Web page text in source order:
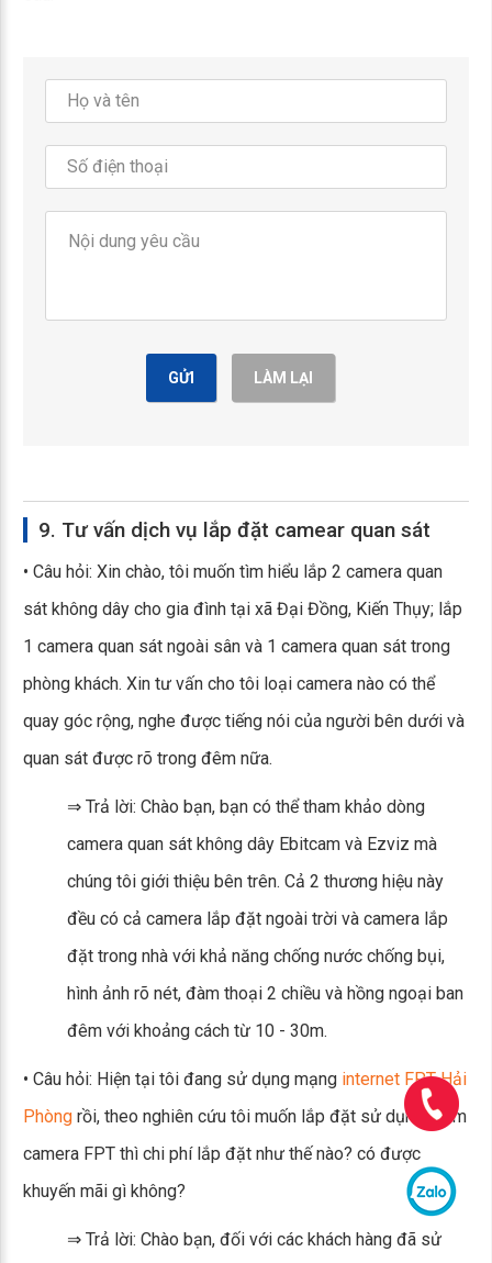
GỬI LÀM LẠI
9. Tư vấn dịch vụ lắp đặt camear quan sát
• Câu hỏi: Xin chào, tôi muốn tìm hiểu lắp 2 camera quan
sát không dây cho gia đình tại xã Đại Đồng, Kiến Thụy; lắp
1 camera quan sát ngoài sân và 1 camera quan sát trong
phòng khách. Xin tư vấn cho tôi loại camera nào có thể
quay góc rộng, nghe được tiếng nói của người bên dưới và
quan sát được rõ trong đêm nữa.
⇒ Trả lời: Chào bạn, bạn có thể tham khảo dòng
camera quan sát không dây Ebitcam và Ezviz mà
chúng tôi giới thiệu bên trên. Cả 2 thương hiệu này
đều có cả camera lắp đặt ngoài trời và camera lắp
đặt trong nhà với khả năng chống nước chống bụi,
hình ảnh rõ nét, đàm thoại 2 chiều và hồng ngoại ban
đêm với khoảng cách từ 10 - 30m.
• Câu hỏi: Hiện tại tôi đang sử dụng mạng internet FPT Hải
Phòng rồi, theo nghiên cứu tôi muốn lắp đặt sử dụng thêm
camera FPT thì chi phí lắp đặt như thế nào? có được
khuyến mãi gì không?
⇒ Trả lời: Chào bạn, đối với các khách hàng đã sử